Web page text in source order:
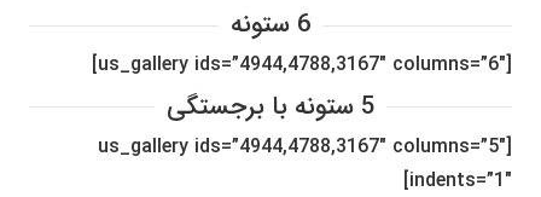
6 ستونه
[us_gallery ids=”4944,4788,3167″ columns=”6″]
5 ستونه با برجستگی
[us_gallery ids=”4944,4788,3167″ columns=”5″
indents=”1″]